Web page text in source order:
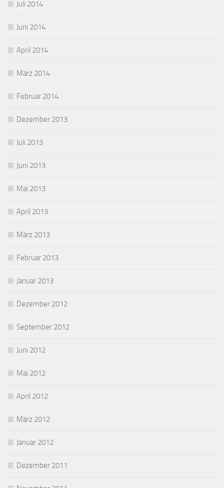
Juli 2014
Juni 2014
April 2014
März 2014
Februar 2014
Dezember 2013
Juli 2013
Juni 2013
Mai 2013
April 2013
März 2013
Februar 2013
Januar 2013
Dezember 2012
September 2012
Juni 2012
Mai 2012
April 2012
März 2012
Januar 2012
Dezember 2011